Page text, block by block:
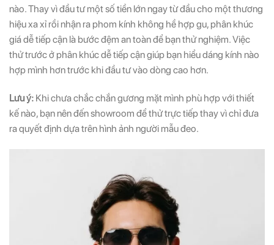
nào. Thay vì đầu tư một số tiền lớn ngay từ đầu cho một thương
hiệu xa xỉ rồi nhận ra phom kính không hề hợp gu, phân khúc
giá dễ tiếp cận là bước đệm an toàn để bạn thử nghiệm. Việc
thử trước ở phân khúc dễ tiếp cận giúp bạn hiểu dáng kính nào
hợp mình hơn trước khi đầu tư vào dòng cao hơn.
Lưu ý: Khi chưa chắc chắn gương mặt mình phù hợp với thiết
kế nào, bạn nên đến showroom để thử trực tiếp thay vì chỉ đưa
ra quyết định dựa trên hình ảnh người mẫu đeo.